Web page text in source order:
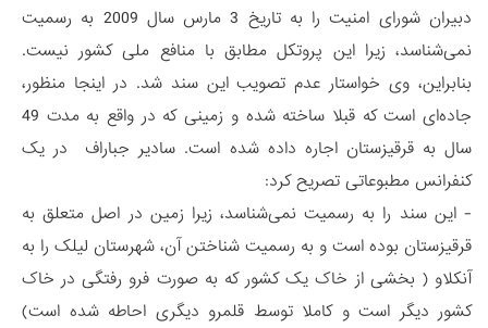
دبیران شورای امنیت را به تاریخ 3 مارس سال 2009 به رسمیت
نمی‌شناسد، زیرا این پروتکل مطابق با منافع ملی کشور نیست.
بنابراین، وی خواستار عدم تصویب این سند شد. در اینجا منظور،
جاده‌ای است که قبلا ساخته شده و زمینی که در واقع به مدت 49
سال به قرقیزستان اجاره داده شده است. سادیر جباراف در یک
کنفرانس مطبوعاتی تصریح کرد:
- این سند را به رسمیت نمی‌شناسد، زیرا زمین در اصل متعلق به
قرقیزستان بوده است و به رسمیت شناختن آن، شهرستان لیلک را به
آنکلاو ( بخشی از خاک یک کشور که به صورت فرو رفتگی در خاک
کشور دیگر است و کاملا توسط قلمرو دیگری احاطه شده است)